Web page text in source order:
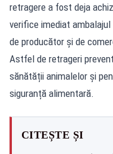
retragere a fost deja
verifice imediat
de producător și de
Astfel de retrageri
sănătății animalelor și
siguranță alimentară.
CITEȘTE ȘI